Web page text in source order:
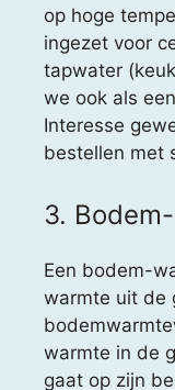
op hoge
ingezet voor
tapwater
we ook als
Interesse
bestellen met
3.
Een bodem-
warmte uit de
warmte in de
gaat op zijn